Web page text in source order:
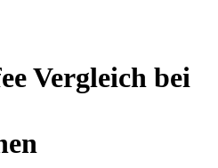
Vergleich bei